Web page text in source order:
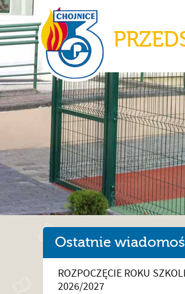
Ostatnie
ROZPOCZĘCIE ROKU
2026/2027